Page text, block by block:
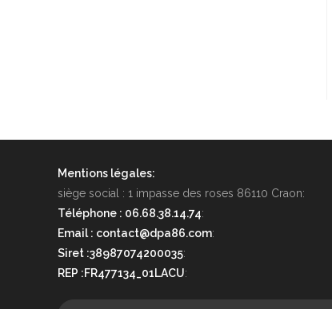
Mentions légales:
siège social : 1 impasse des roses 86110 Craon:
Téléphone : 06.68.38.14.74:
Email : contact@dpa86.com:
Siret :38987074200035:
REP :FR477134_01LACU: